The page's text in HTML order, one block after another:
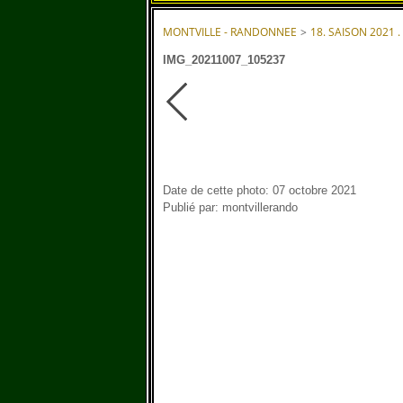
MONTVILLE - RANDONNEE > 18. SAISON 2021
IMG_20211007_105237
Date de cette photo: 07 octobre 2021
Publié par: montvillerando